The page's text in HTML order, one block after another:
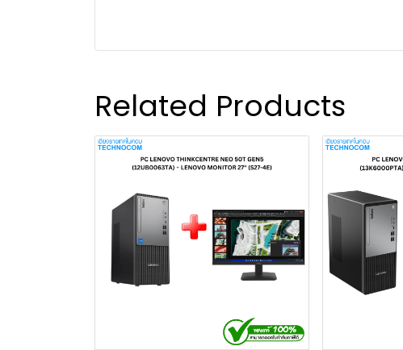
Related Products